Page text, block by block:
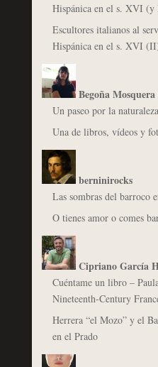
Hispánica en el s. XVI
Escultores italianos al
Hispánica en el s. XVI
Begoña
Un paseo por la naturaleza
Una de libros, vídeos y
berninirocks
Las sombras del barroco
O tienes amor o comes
Cipriano García
Cuéntame un libro –
Nineteenth-Century
Herrera “el Mozo” y el
en el Prado